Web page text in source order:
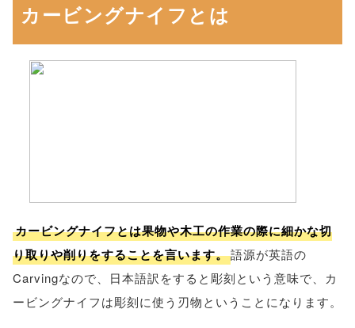
カービングナイフとは
カービングナイフとは果物や木工の作業の際に細かな切
り取りや削りをすることを言います。語源が英語の
Carvingなので、日本語訳をすると彫刻という意味で、カ
ービングナイフは彫刻に使う刃物ということになります。